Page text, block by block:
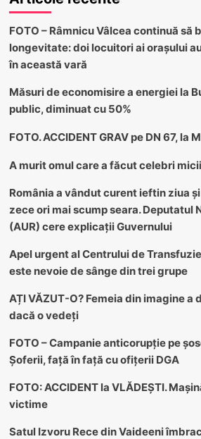
FOTO – Râmnicu Vâlcea continuă să
longevitate: doi locuitori ai orașului
în această vară
Măsuri de economisire a energiei la
public, diminuat cu 50%
FOTO. ACCIDENT GRAV pe DN 67, la
A murit omul care a făcut celebri
România a vândut curent ieftin ziua
zece ori mai scump seara. Deputatul
(AUR) cere explicații Guvernului
Apel urgent al Centrului de
este nevoie de sânge din trei grupe
AȚI VĂZUT-O? Femeia din imagine a
dacă o vedeți
FOTO – Campanie anticorupție pe
Șoferii, față în față cu ofițerii DGA
FOTO: ACCIDENT la VLĂDEȘTI.
victime
Satul Izvoru Rece din Vaideeni